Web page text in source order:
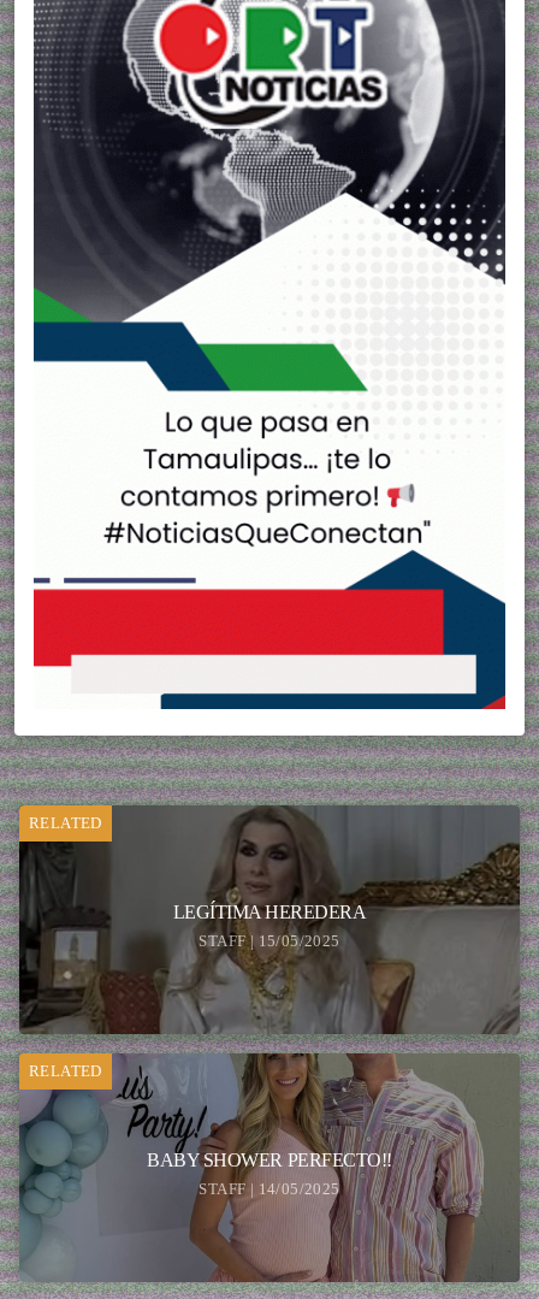
RELATED
LEGÍTIMA HEREDERA
STAFF | 15/05/2025
RELATED
BABY SHOWER PERFECTO!!
STAFF | 14/05/2025